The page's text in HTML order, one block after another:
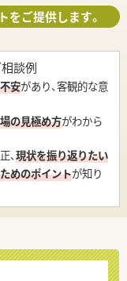
をご提供します。
談例
安があり、客観的な意
の見極め方がわから
、現状を振り返りたい
めのポイントが知り